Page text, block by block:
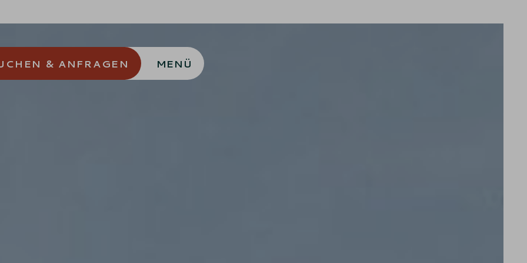
& ANFRAGEN MENÜ